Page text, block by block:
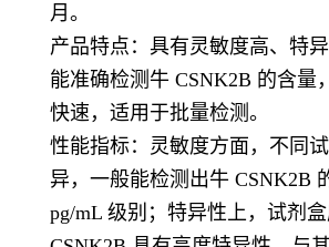
月。
产品特点：具有灵敏度高、特异
能准确检测牛 CSNK2B 的含量
快速，适用于批量检测。
性能指标：灵敏度方面，不同
异，一般能检测出牛 CSNK2B
pg/mL 级别；特异性上，试剂